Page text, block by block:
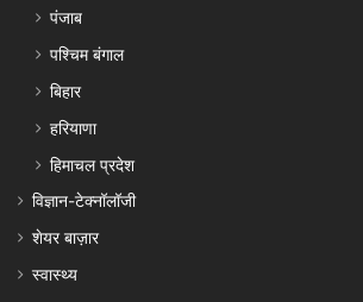
पंजाब
पश्चिम बंगाल
बिहार
हरियाणा
हिमाचल प्रदेश
विज्ञान-टेक्नॉलॉजी
शेयर बाज़ार
स्वास्थ्य